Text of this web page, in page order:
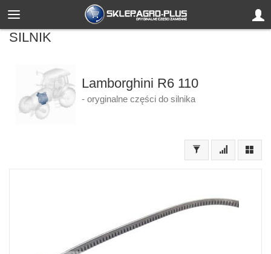
SILNIK
Lamborghini R6 110
- oryginalne części do silnika